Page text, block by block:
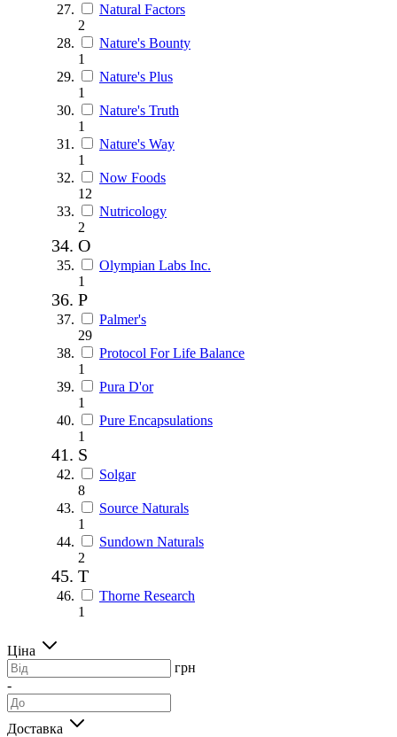
Natural Factors
2
Nature's Bounty
1
Nature's Plus
1
Nature's Truth
1
Nature's Way
1
Now Foods
12
Nutricology
2
O
Olympian Labs Inc.
1
P
Palmer's
29
Protocol For Life Balance
1
Pura D'or
1
Pure Encapsulations
1
S
Solgar
8
Source Naturals
1
Sundown Naturals
2
T
Thorne Research
1
Ціна
грн
-
Доставка